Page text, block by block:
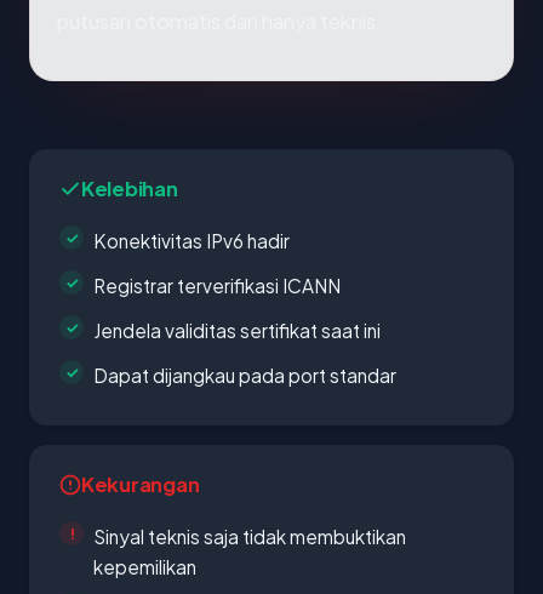
Kelebihan
Konektivitas IPv6 hadir
Registrar terverifikasi ICANN
Jendela validitas sertifikat saat ini
Dapat dijangkau pada port standar
Kekurangan
Sinyal teknis saja tidak membuktikan
kepemilikan